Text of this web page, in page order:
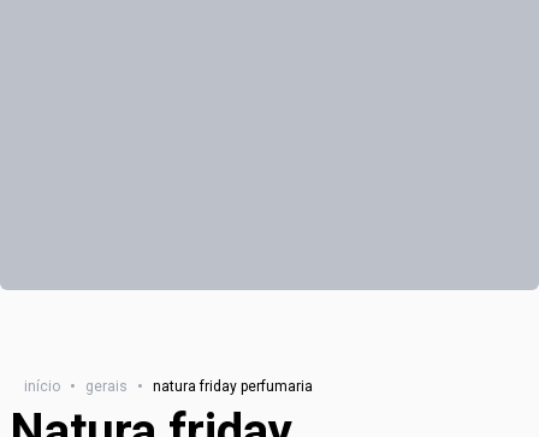
início • gerais • natura friday perfumaria